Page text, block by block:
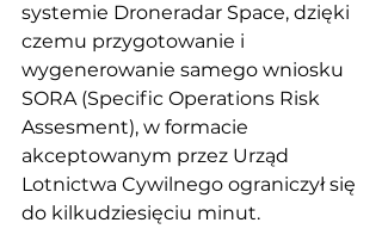
systemie Droneradar Space, dzięki
czemu przygotowanie i
wygenerowanie samego wniosku
SORA (Specific Operations Risk
Assesment), w formacie
akceptowanym przez Urząd
Lotnictwa Cywilnego ograniczył się
do kilkudziesięciu minut.